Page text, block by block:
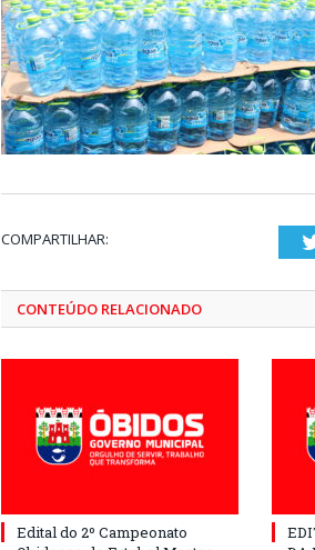
COMPARTILHAR:
CONTEÚDO RELACIONADO
Edital do 2º Campeonato